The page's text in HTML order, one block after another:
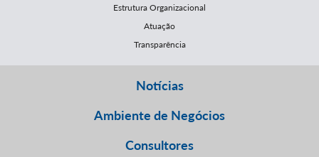
Estrutura Organizacional
Atuação
Transparência
Notícias
Ambiente de Negócios
Consultores